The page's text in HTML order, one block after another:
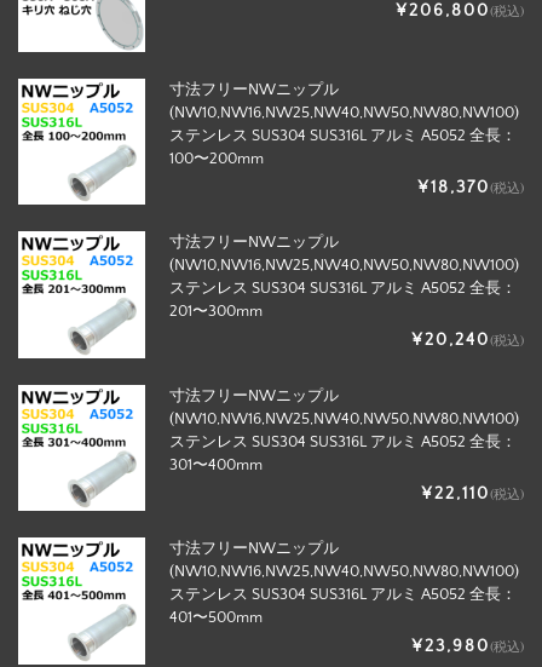
¥206,800(税込)
寸法フリーNWニップル
(NW10,NW16,NW25,NW40,NW50,NW80,NW100)
ステンレス SUS304 SUS316L アルミ A5052 全長：
100〜200mm
¥18,370(税込)
寸法フリーNWニップル
(NW10,NW16,NW25,NW40,NW50,NW80,NW100)
ステンレス SUS304 SUS316L アルミ A5052 全長：
201〜300mm
¥20,240(税込)
寸法フリーNWニップル
(NW10,NW16,NW25,NW40,NW50,NW80,NW100)
ステンレス SUS304 SUS316L アルミ A5052 全長：
301〜400mm
¥22,110(税込)
寸法フリーNWニップル
(NW10,NW16,NW25,NW40,NW50,NW80,NW100)
ステンレス SUS304 SUS316L アルミ A5052 全長：
401〜500mm
¥23,980(税込)